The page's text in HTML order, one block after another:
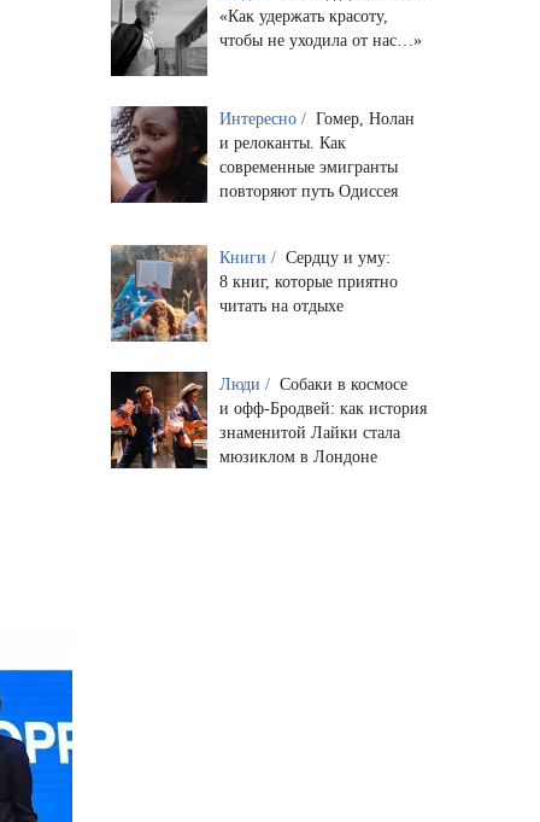
«Как удержать красоту,
чтобы не уходила от нас…»
Интересно / Гомер, Нолан
и релоканты. Как
современные эмигранты
повторяют путь Одиссея
Книги / Сердцу и уму:
8 книг, которые приятно
читать на отдыхе
Люди / Собаки в космосе
и офф-Бродвей: как история
знаменитой Лайки стала
мюзиклом в Лондоне